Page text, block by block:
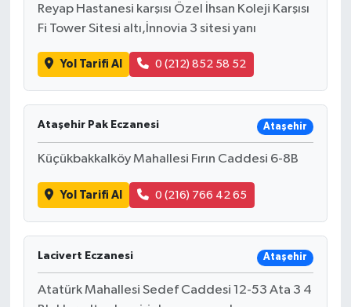
Reyap Hastanesi karşısı Özel İhsan Koleji Karşısı
Fi Tower Sitesi altı,İnnovia 3 sitesi yanı
Yol Tarifi Al 0 (212) 852 58 52
Ataşehir Pak Eczanesi Ataşehir
Küçükbakkalköy Mahallesi Fırın Caddesi 6-8B
Yol Tarifi Al 0 (216) 766 42 65
Lacivert Eczanesi Ataşehir
Atatürk Mahallesi Sedef Caddesi 12-53 Ata 3 4